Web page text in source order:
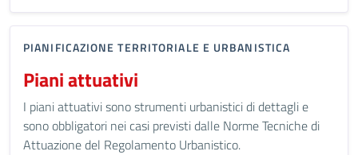
PIANIFICAZIONE TERRITORIALE E URBANISTICA
Piani attuativi
I piani attuativi sono strumenti urbanistici di dettagli e
sono obbligatori nei casi previsti dalle Norme Tecniche di
Attuazione del Regolamento Urbanistico.